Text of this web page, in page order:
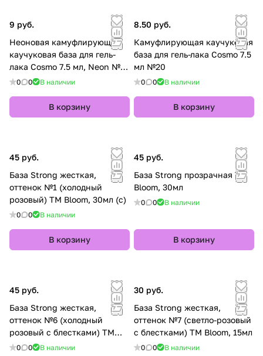
9 руб.
Неоновая камуфлирующая
каучуковая база для гель-
лака Cosmo 7.5 мл, Neon №4:
Полцарства за морковку
0 0 В наличии
В корзину
8.50 руб.
Камуфлирующая каучуковая
база для гель-лака Cosmo 7.5
мл №20
0 0 В наличии
В корзину
45 руб.
База Strong жесткая,
оттенок №1 (холодный
розовый) TM Bloom, 30мл (с)
0 0 В наличии
В корзину
45 руб.
База Strong прозрачная TM
Bloom, 30мл
0 0 В наличии
В корзину
45 руб.
База Strong жесткая,
оттенок №6 (холодный
розовый с блестками) TM
Bloom, 30мл (с)
0 0 В наличии
30 руб.
База Strong жесткая,
оттенок №7 (светло-розовый
с блестками) TM Bloom, 15мл
0 0 В наличии